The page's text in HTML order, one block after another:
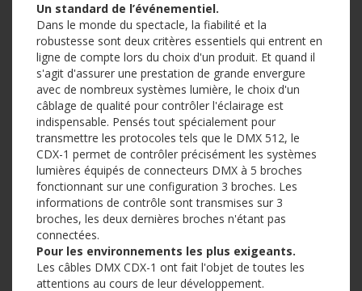
Un standard de l’événementiel.
Dans le monde du spectacle, la fiabilité et la
robustesse sont deux critères essentiels qui entrent en
ligne de compte lors du choix d'un produit. Et quand il
s'agit d'assurer une prestation de grande envergure
avec de nombreux systèmes lumière, le choix d'un
câblage de qualité pour contrôler l'éclairage est
indispensable. Pensés tout spécialement pour
transmettre les protocoles tels que le DMX 512, le
CDX-1 permet de contrôler précisément les systèmes
lumières équipés de connecteurs DMX à 5 broches
fonctionnant sur une configuration 3 broches. Les
informations de contrôle sont transmises sur 3
broches, les deux dernières broches n'étant pas
connectées.
Pour les environnements les plus exigeants.
Les câbles DMX CDX-1 ont fait l'objet de toutes les
attentions au cours de leur développement.